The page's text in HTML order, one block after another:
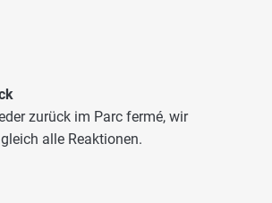
zurück im Parc fermé, wir
alle Reaktionen.